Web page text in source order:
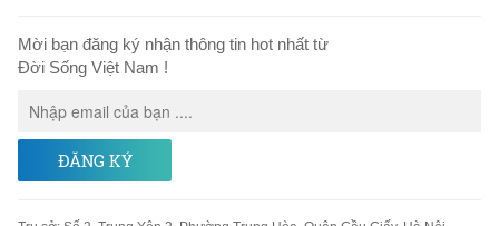
Mời bạn đăng ký nhận thông tin hot nhất từ
Đời Sống Việt Nam !
ĐĂNG KÝ